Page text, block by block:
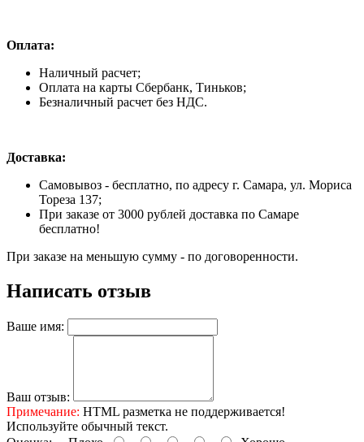
Оплата:
Наличный расчет;
Оплата на карты Сбербанк, Тиньков;
Безналичный расчет без НДС.
Доставка:
Самовывоз - бесплатно, по адресу г. Самара, ул. Мориса
Тореза 137;
При заказе от 3000 рублей доставка по Самаре
бесплатно!
При заказе на меньшую сумму - по договоренности.
Написать отзыв
Ваше имя:
Ваш отзыв:
Примечание: HTML разметка не поддерживается!
Используйте обычный текст.